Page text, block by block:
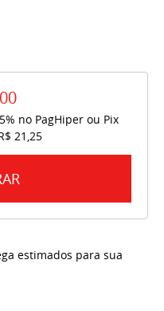
5% no PagHiper ou Pix
21,25
estimados para sua